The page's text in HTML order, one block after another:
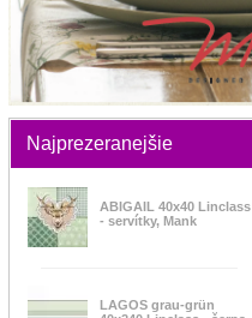
Najprezeranejšie
ABIGAIL 40x40 Linclass
- servítky, Mank
LAGOS grau-grün